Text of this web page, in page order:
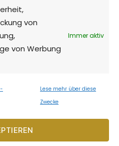
von
von Werbung
Immer aktiv
Lese mehr über diese
Zwecke
- 22:00
bar:
während der